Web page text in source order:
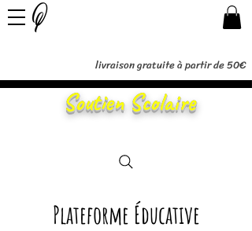
livraison gratuite à partir de 50€
Soutien Scolaire
Plateforme Éducative